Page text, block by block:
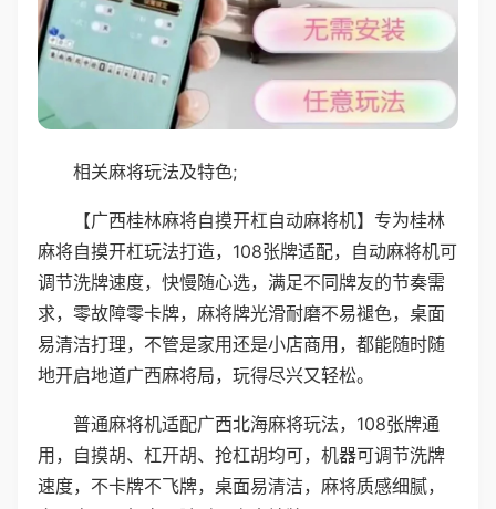
相关麻将玩法及特色;
【广西桂林麻将自摸开杠自动麻将机】专为桂林
麻将自摸开杠玩法打造，108张牌适配，自动麻将机可
调节洗牌速度，快慢随心选，满足不同牌友的节奏需
求，零故障零卡牌，麻将牌光滑耐磨不易褪色，桌面
易清洁打理，不管是家用还是小店商用，都能随时随
地开启地道广西麻将局，玩得尽兴又轻松。
普通麻将机适配广西北海麻将玩法，108张牌通
用，自摸胡、杠开胡、抢杠胡均可，机器可调节洗牌
速度，不卡牌不飞牌，桌面易清洁，麻将质感细腻，